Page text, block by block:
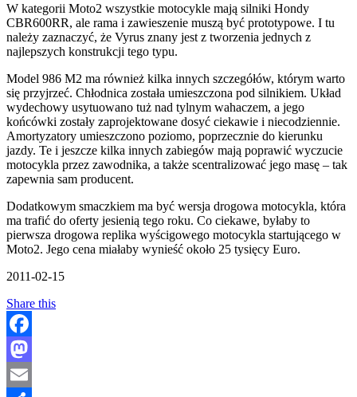
W kategorii Moto2 wszystkie motocykle mają silniki Hondy
CBR600RR, ale rama i zawieszenie muszą być prototypowe. I tu
należy zaznaczyć, że Vyrus znany jest z tworzenia jednych z
najlepszych konstrukcji tego typu.
Model 986 M2 ma również kilka innych szczegółów, którym warto
się przyjrzeć. Chłodnica została umieszczona pod silnikiem. Układ
wydechowy usytuowano tuż nad tylnym wahaczem, a jego
końcówki zostały zaprojektowane dosyć ciekawie i niecodziennie.
Amortyzatory umieszczono poziomo, poprzecznie do kierunku
jazdy. Te i jeszcze kilka innych zabiegów mają poprawić wyczucie
motocykla przez zawodnika, a także scentralizować jego masę – tak
zapewnia sam producent.
Dodatkowym smaczkiem ma być wersja drogowa motocykla, która
ma trafić do oferty jesienią tego roku. Co ciekawe, byłaby to
pierwsza drogowa replika wyścigowego motocykla startującego w
Moto2. Jego cena miałaby wynieść około 25 tysięcy Euro.
2011-02-15
Share this
Facebook
Mastodon